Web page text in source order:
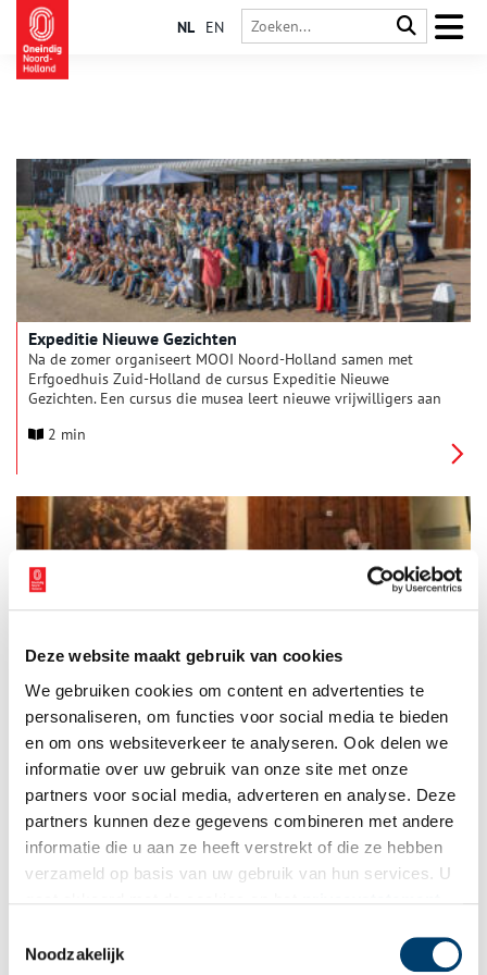
Deze website maakt gebruik van cookies
We gebruiken cookies om content en advertenties te
personaliseren, om functies voor social media te bieden
en om ons websiteverkeer te analyseren. Ook delen we
informatie over uw gebruik van onze site met onze
partners voor social media, adverteren en analyse. Deze
partners kunnen deze gegevens combineren met andere
informatie die u aan ze heeft verstrekt of die ze hebben
verzameld op basis van uw gebruik van hun services. U
Noodzakelijk
NL EN
Expeditie Nieuwe Gezichten
Na de zomer organiseert MOOI Noord-Holland samen met
Erfgoedhuis Zuid-Holland de cursus Expeditie Nieuwe
Gezichten. Een cursus die musea leert nieuwe vrijwilligers aan
2 min
gemeenten en vrijwilligers
Samen voor Erfgoed is een inspiratiemiddag over de kracht en
potentie van de samenwerking tussen erfgoedvrijwilligers en
gemeenten. Er valt nog veel te winnen bij de inzet van
vrijwilligers door gemeenten. En ook vrijwilligers kunnen veel
meer halen uit de samenwerking met gemeenten dan tot
dusver vaak gebeurt. Het Steunpunt Cultureel Erfgoed Noord-
Holland organiseert deze inspiratiemiddag om gemeenten en
vrijwilligers samen te brengen rondom een inspirerend
programma.
2 min